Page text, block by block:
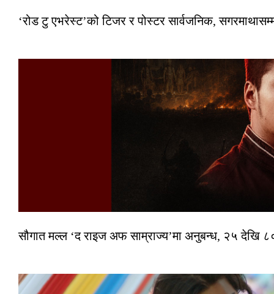
‘रोड टु एभरेस्ट’को टिजर र पोस्टर सार्वजनिक,
सौगात मल्ल ‘द राइज अफ साम्राज्य’मा अनुबन्ध, २५ देखि